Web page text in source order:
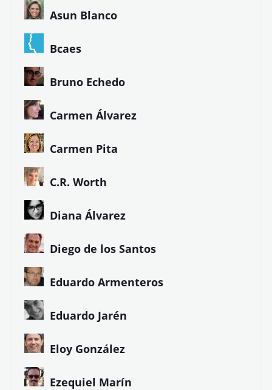
Asun Blanco
Bcaes
Bruno Echedo
Carmen Álvarez
Carmen Pita
C.R. Worth
Diana Álvarez
Diego de los Santos
Eduardo Armenteros
Eduardo Jarén
Eloy González
Ezequiel Marín